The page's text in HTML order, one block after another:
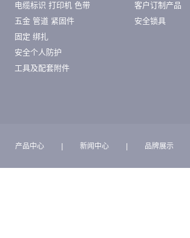
电缆标识 打印机 色带
五金 管道 紧固件
固定 绑扎
安全个人防护
工具及配套附件
客户订制产品
安全锁具
产品中心 新闻中心 品牌展示